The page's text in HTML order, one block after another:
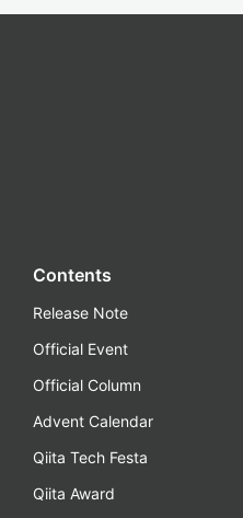
Contents
Release Note
Official Event
Official Column
Advent Calendar
Qiita Tech Festa
Qiita Award